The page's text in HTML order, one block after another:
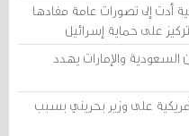
أدت إلى تصورات عامة مفادها
على حماية إسرائيل
والإمارات يهدد
على وزير بحريني بسبب